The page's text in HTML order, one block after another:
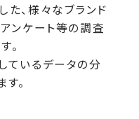
、様々なブランド
ンケート等の調査
。
ているデータの分
。